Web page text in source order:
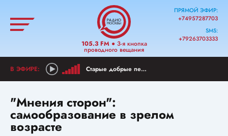
105.3 FM● 3-я кнопка
проводного вещания
ПРЯМОЙ ЭФИР:
+74957287703
SMS:
+79263703333
Старые добрые песни
"Мнения сторон":
самообразование в зрелом
возрасте